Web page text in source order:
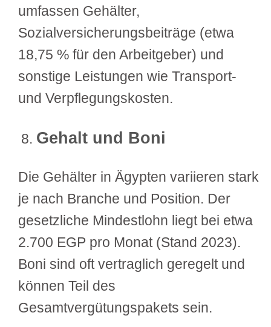
umfassen Gehälter,
Sozialversicherungsbeiträge (etwa
18,75 % für den Arbeitgeber) und
sonstige Leistungen wie Transport-
und Verpflegungskosten.
Gehalt und Boni
Die Gehälter in Ägypten variieren stark
je nach Branche und Position. Der
gesetzliche Mindestlohn liegt bei etwa
2.700 EGP pro Monat (Stand 2023).
Boni sind oft vertraglich geregelt und
können Teil des
Gesamtvergütungspakets sein.